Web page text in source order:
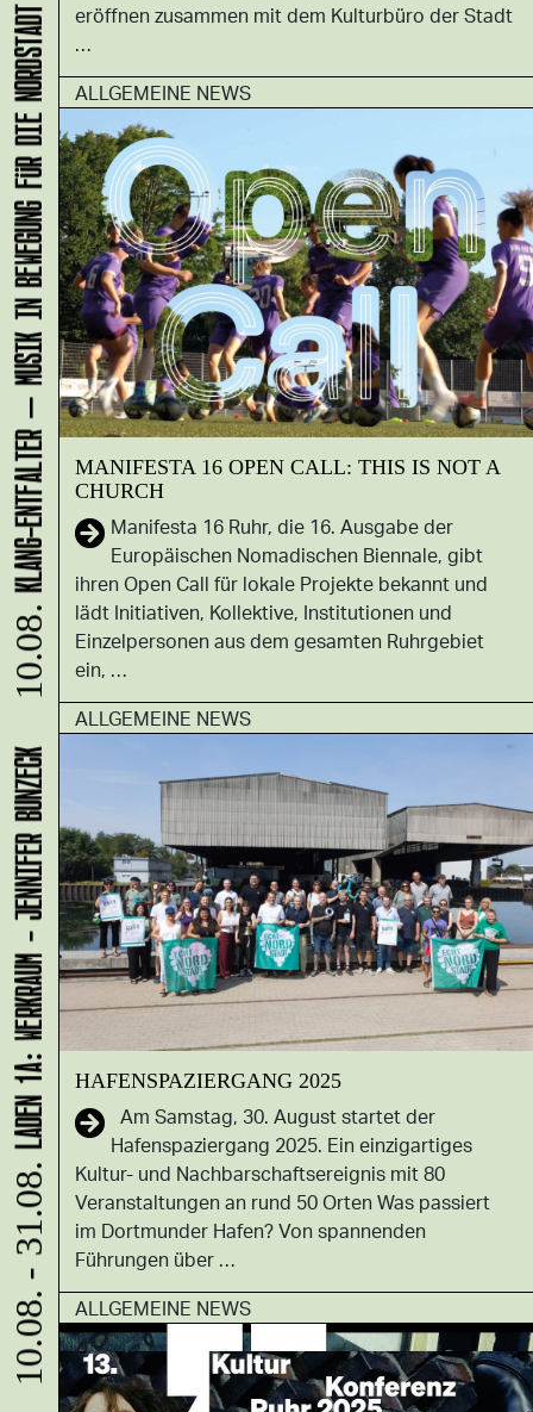
eröffnen zusammen mit dem Kulturbüro der Stadt
…
ALLGEMEINE NEWS
MANIFESTA 16 OPEN CALL: THIS IS NOT A
CHURCH
Manifesta 16 Ruhr, die 16. Ausgabe der
Europäischen Nomadischen Biennale, gibt
ihren Open Call für lokale Projekte bekannt und
lädt Initiativen, Kollektive, Institutionen und
Einzelpersonen aus dem gesamten Ruhrgebiet
ein, …
ALLGEMEINE NEWS
HA­FEN­SPA­ZIER­GANG 2025
Am Samstag, 30. August startet der
Hafenspaziergang 2025. Ein einzigartiges
Kultur- und Nachbarschaftsereignis mit 80
Veranstaltungen an rund 50 Orten Was passiert
im Dortmunder Hafen? Von spannenden
Führungen über …
ALLGEMEINE NEWS
10.08. - 31.08.
LADEN 1A: WERKRAUM - JENNIFER BUNZECK
10.08.
KLANG-ENTFALTER – MUSIK IN BEWEGUNG FÜR DIE NORDSTADT